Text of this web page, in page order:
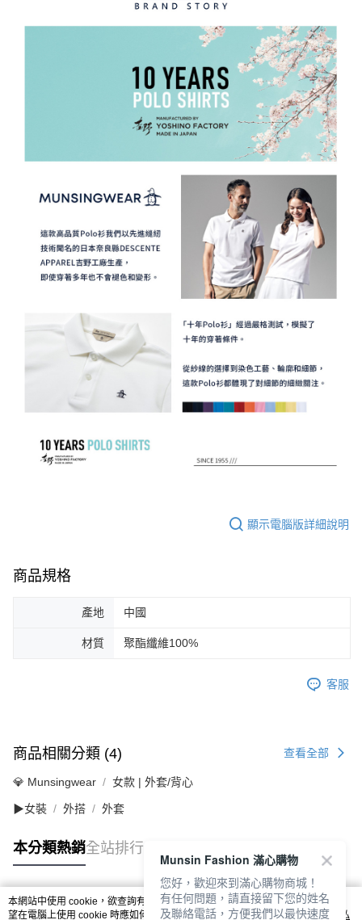
顯示電腦版詳細說明
商品規格
產地 中國
材質 聚酯纖維100%
客服
商品相關分類 (4) 查看全部
💎 Munsingwear 女款 | 外套/背心
▶女裝 外搭 外套
本分類熱銷全站排行
熱門標籤
本網站中使用 cookie，欲查詢有關本網站使用 cookie 方式之詳情，及若您不希
望在電腦上使用 cookie 時應如何變更電腦的 cookie 設定，請參閱本網站「
隱私
Munsin Fashion 滿心購物
您好，歡迎來到滿心購物商城！
有任何問題，請直接留下您的姓名
及聯絡電話，方便我們以最快速度